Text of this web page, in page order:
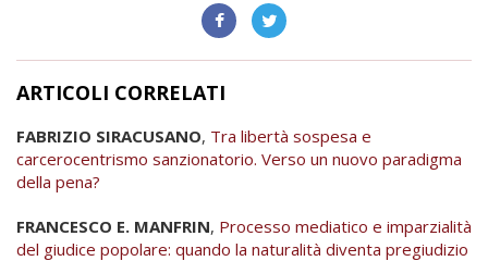
ARTICOLI CORRELATI
FABRIZIO SIRACUSANO, Tra libertà sospesa e
carcerocentrismo sanzionatorio. Verso un nuovo paradigma
della pena?
FRANCESCO E. MANFRIN, Processo mediatico e imparzialità
del giudice popolare: quando la naturalità diventa pregiudizio